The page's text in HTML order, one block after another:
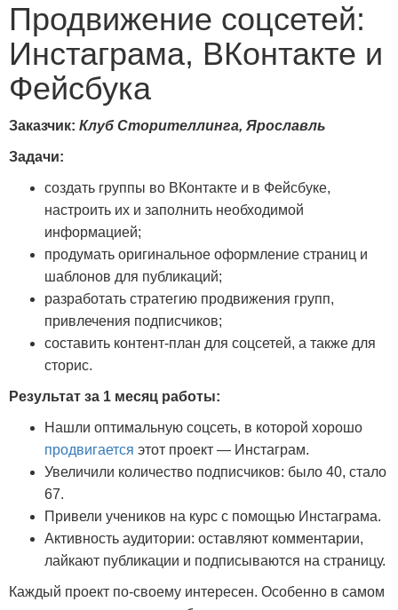
Продвижение соцсетей:
Инстаграма, ВКонтакте и
Фейсбука
Заказчик: Клуб Сторителлинга, Ярославль
Задачи:
создать группы во ВКонтакте и в Фейсбуке,
настроить их и заполнить необходимой
информацией;
продумать оригинальное оформление страниц и
шаблонов для публикаций;
разработать стратегию продвижения групп,
привлечения подписчиков;
составить контент-план для соцсетей, а также для
сторис.
Результат за 1 месяц работы:
Нашли оптимальную соцсеть, в которой хорошо
продвигается этот проект — Инстаграм.
Увеличили количество подписчиков: было 40, стало
67.
Привели учеников на курс с помощью Инстаграма.
Активность аудитории: оставляют комментарии,
лайкают публикации и подписываются на страницу.
Каждый проект по-своему интересен. Особенно в самом